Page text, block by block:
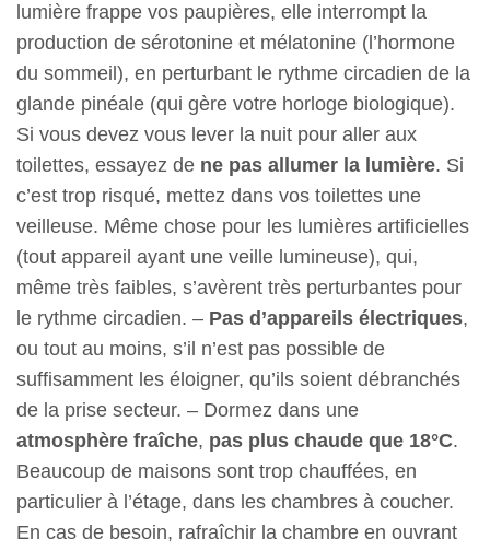
lumière frappe vos paupières, elle interrompt la
production de sérotonine et mélatonine (l’hormone
du sommeil), en perturbant le rythme circadien de la
glande pinéale (qui gère votre horloge biologique).
Si vous devez vous lever la nuit pour aller aux
toilettes, essayez de ne pas allumer la lumière. Si
c’est trop risqué, mettez dans vos toilettes une
veilleuse. Même chose pour les lumières artificielles
(tout appareil ayant une veille lumineuse), qui,
même très faibles, s’avèrent très perturbantes pour
le rythme circadien. – Pas d’appareils électriques,
ou tout au moins, s’il n’est pas possible de
suffisamment les éloigner, qu’ils soient débranchés
de la prise secteur. – Dormez dans une
atmosphère fraîche, pas plus chaude que 18°C.
Beaucoup de maisons sont trop chauffées, en
particulier à l’étage, dans les chambres à coucher.
En cas de besoin, rafraîchir la chambre en ouvrant